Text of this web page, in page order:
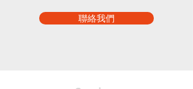
聯絡我們